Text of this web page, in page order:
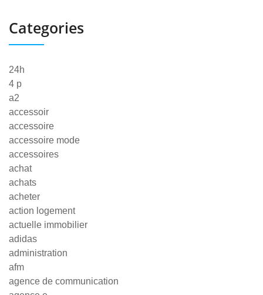
Categories
24h
4 p
a2
accessoir
accessoire
accessoire mode
accessoires
achat
achats
acheter
action logement
actuelle immobilier
adidas
administration
afm
agence de communication